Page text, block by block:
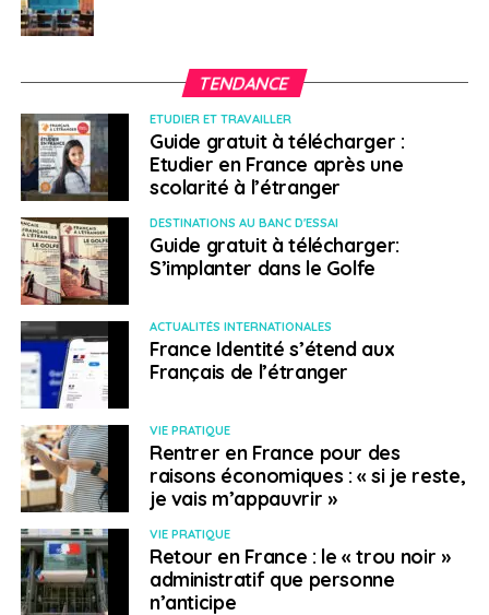
TENDANCE
ETUDIER ET TRAVAILLER
Guide gratuit à télécharger :
Etudier en France après une
scolarité à l’étranger
DESTINATIONS AU BANC D'ESSAI
Guide gratuit à télécharger:
S’implanter dans le Golfe
ACTUALITÉS INTERNATIONALES
France Identité s’étend aux
Français de l’étranger
VIE PRATIQUE
Rentrer en France pour des
raisons économiques : « si je reste,
je vais m’appauvrir »
VIE PRATIQUE
Retour en France : le « trou noir »
administratif que personne
n’anticipe